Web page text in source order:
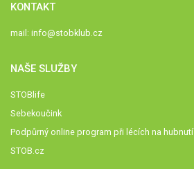
KONTAKT
mail: info@stobklub.cz
NAŠE SLUŽBY
STOBlife
Sebekoučink
Podpůrný online program při lécích na hubnutí
STOB.cz